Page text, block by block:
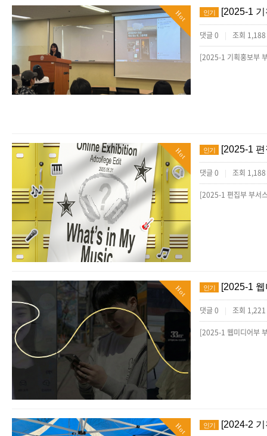
Hot 인기 [2025-1
댓글 0 | 조회 1,188
Hot 인기 [2025-1
댓글 0 | 조회 1,188
Hot 인기 [2025-1
댓글 0 | 조회 1,221
Hot 인기 [2024-2